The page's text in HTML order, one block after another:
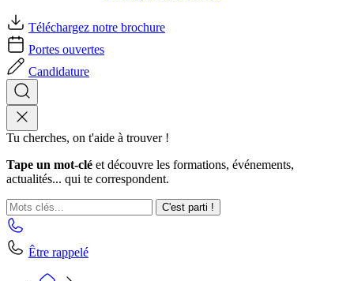
Téléchargez notre brochure
Portes ouvertes
Candidature
Tu cherches, on t'aide à trouver !
Tape un mot-clé et découvre les formations, événements,
actualités... qui te correspondent.
C'est parti !
Être rappelé